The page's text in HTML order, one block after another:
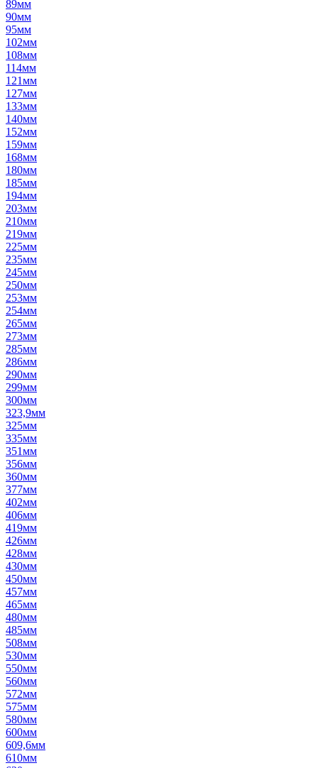
89мм
90мм
95мм
102мм
108мм
114мм
121мм
127мм
133мм
140мм
152мм
159мм
168мм
180мм
185мм
194мм
203мм
210мм
219мм
225мм
235мм
245мм
250мм
253мм
254мм
265мм
273мм
285мм
286мм
290мм
299мм
300мм
323,9мм
325мм
335мм
351мм
356мм
360мм
377мм
402мм
406мм
419мм
426мм
428мм
430мм
450мм
457мм
465мм
480мм
485мм
508мм
530мм
550мм
560мм
572мм
575мм
580мм
600мм
609,6мм
610мм